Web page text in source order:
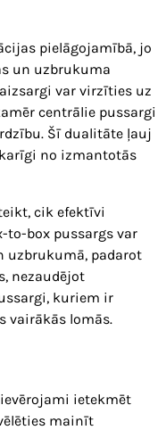
pielāgojamībā, jo
un uzbrukuma
var virzīties uz
centrālie pussargi
Šī dualitāte ļauj
no izmantotās
cik efektīvi
to-box pussargs var
uzbrukumā, padarot
nezaudējot
kuriem ir
vairākās lomās.
ietekmēt
mainīt